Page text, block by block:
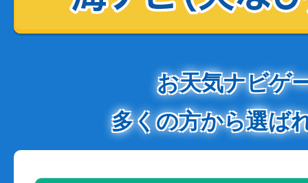
お天気ナビゲ
多くの方から選ば